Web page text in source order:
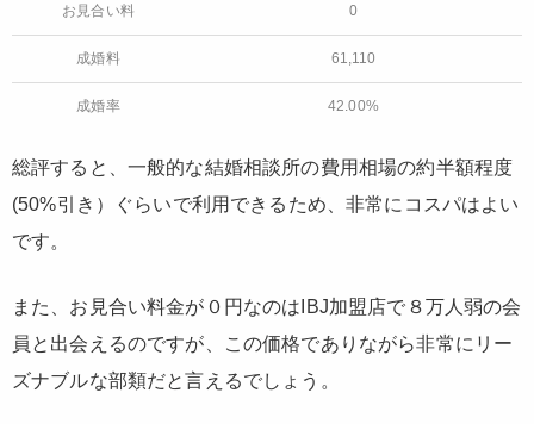
お見合い料 0
成婚料 61,110
成婚率 42.00%
総評すると、一般的な結婚相談所の費用相場の約半額程度
(50%引き）ぐらいで利用できるため、非常にコスパはよい
です。
また、お見合い料金が０円なのはIBJ加盟店で８万人弱の会
員と出会えるのですが、この価格でありながら非常にリー
ズナブルな部類だと言えるでしょう。